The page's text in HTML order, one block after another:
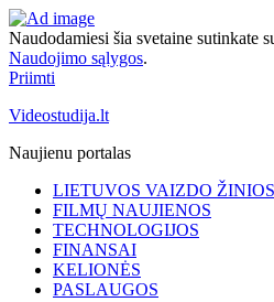
Naudodamiesi šia svetaine sutinkate
Naudojimo sąlygos.
Priimti
Videostudija.lt
Naujienu portalas
LIETUVOS VAIZDO ŽINIOS
FILMŲ NAUJIENOS
TECHNOLOGIJOS
FINANSAI
KELIONĖS
PASLAUGOS